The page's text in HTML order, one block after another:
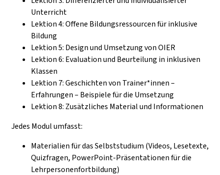
Unterricht
Lektion 4: Offene Bildungsressourcen für inklusive
Bildung
Lektion 5: Design und Umsetzung von OIER
Lektion 6: Evaluation und Beurteilung in inklusiven
Klassen
Lektion 7: Geschichten von Trainer*innen –
Erfahrungen – Beispiele für die Umsetzung
Lektion 8: Zusätzliches Material und Informationen
Jedes Modul umfasst:
Materialien für das Selbststudium (Videos, Lesetexte,
Quizfragen, PowerPoint-Präsentationen für die
Lehrpersonenfortbildung)